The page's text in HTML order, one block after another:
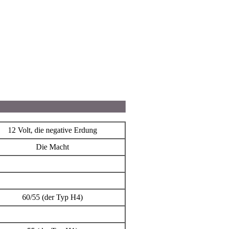
12 Volt, die negative Erdung
Die Macht
60/55 (der Typ Н4)